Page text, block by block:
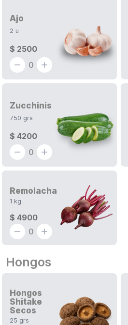
Ajo
2 u
$ 2500
0
Zucchinis
750 grs
$ 4200
0
Remolacha
1 kg
$ 4900
0
Hongos
Hongos
Shitake
Secos
25 grs